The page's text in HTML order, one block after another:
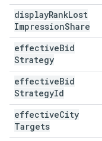
displayRankLost
ImpressionShare
effectiveBid
Strategy
effectiveBid
StrategyId
effectiveCity
Targets